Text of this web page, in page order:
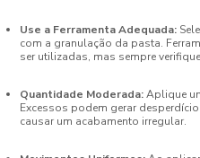
Use a Ferramenta Adequada:
com a granulação da pasta.
ser utilizadas, mas sempre
Quantidade Moderada:Aplique
Excessos podem gerar
causar um acabamento irregular.